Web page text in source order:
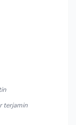
terjamin